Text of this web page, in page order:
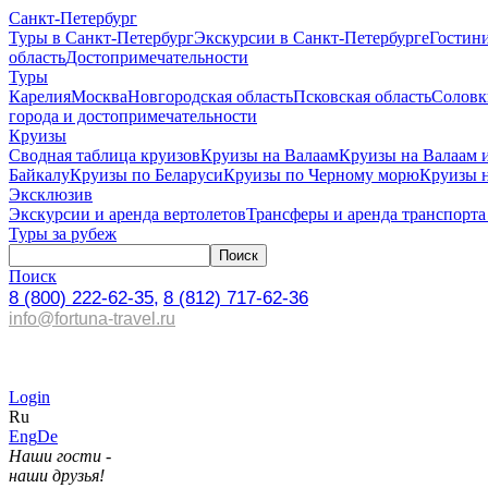
Санкт-Петербург
Туры в Санкт-ПетербургЭкскурсии в Санкт-Петербурге
областьДостопримечательности
Туры
КарелияМоскваНовгородская областьПсковская область
города и достопримечательности
Круизы
Сводная таблица круизовКруизы на ВалаамКруизы на Валаам
БайкалуКруизы по БеларусиКруизы по Черному морюКруизы
Эксклюзив
Экскурсии и аренда вертолетовТрансферы и аренда транспорта
Туры за рубеж
Поиск
8 (800) 222-62-35, 8 (812) 717-62-36
info@fortuna-travel.ru
Login
Ru
EngDe
Наши гости -
наши друзья!